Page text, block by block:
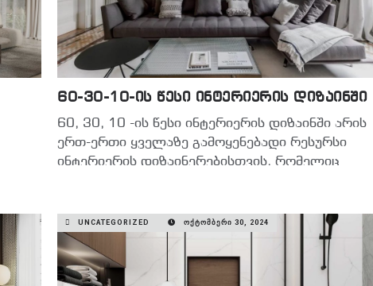
60-30-10-ის წესი ინტერიერის დიზაინში
60, 30, 10 -ის წესი ინტერიერის დიზაინში არის
ერთ-ერთი ყველაზე გამოყენებადი რესურსი
ინტერიერის დიზაინერებისთვის, რომელიც
READ MORE
UNCATEGORIZED ᲝᲥᲢᲝᲛᲑᲔᲠᲘ 30, 2024